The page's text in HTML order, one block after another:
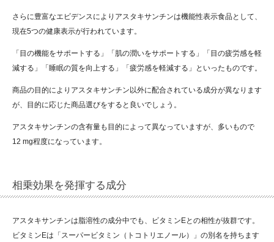
さらに豊富なエビデンスによりアスタキサンチンは機能性表示食品として、
現在5つの健康表示が行われています。
「目の機能をサポートする」「肌の潤いをサポートする」「目の疲労感を軽
減する」「睡眠の質を向上する」「疲労感を軽減する」といったものです。
商品の目的によりアスタキサンチン以外に配合されている成分が異なります
が、目的に応じた商品選びをすると良いでしょう。
アスタキサンチンの含有量も目的によって異なっていますが、多いもので
12 mg程度になっています。
相乗効果を発揮する成分
アスタキサンチンは脂溶性の成分中でも、ビタミンEとの相性が抜群です。
ビタミンEは「スーパービタミン（トコトリエノール）」の別名を持ちます